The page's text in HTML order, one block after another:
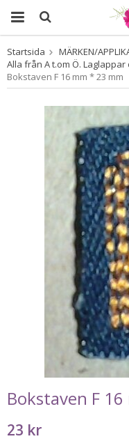
Produkten
Startsida MÄRKEN/
Alla från A t.om Ö. Laglappar
Bokstaven F 16 mm * 23 mm
Bokstaven F
23 kr